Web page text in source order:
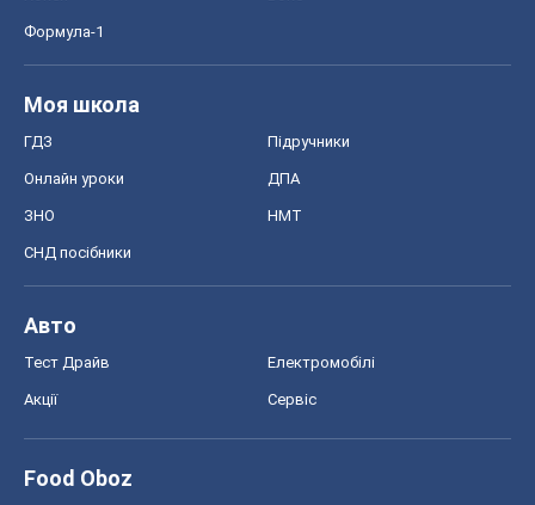
Формула-1
Моя школа
ГДЗ Підручники
Онлайн уроки ДПА
ЗНО НМТ
СНД посібники
Авто
Тест Драйв Електромобілі
Акції Сервіс
Food Oboz